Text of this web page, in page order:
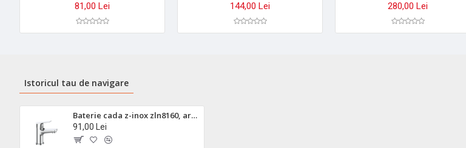
81,00 Lei 144,00 Lei 280,00 Lei
Istoricul tau de navigare
Baterie cada z-inox zln8160, argintie - cartus ceramic, finisaj cromat durabil
91,00 Lei